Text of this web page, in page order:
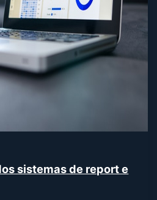
sistemas de report e